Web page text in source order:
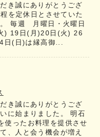
き誠にありがとうござ
を定休日とさせていた
毎週 月曜日・火曜日
) 19日(月)20日(火) 26
(日)は縁高御...
き誠にありがとうござ
に始まりました。 明石
使ったお料理を提供させ
、人と会う機会が増え